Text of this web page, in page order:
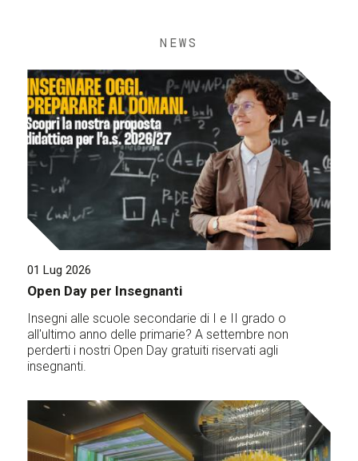
NEWS
01 Lug 2026
Open Day per Insegnanti
Insegni alle scuole secondarie di I e II grado o
all'ultimo anno delle primarie? A settembre non
perderti i nostri Open Day gratuiti riservati agli
insegnanti.